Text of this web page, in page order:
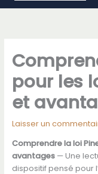
pour les
et
Laisser un
Comprendre la loi
avantages— Une
dispositif pensé pour